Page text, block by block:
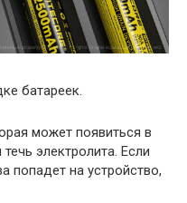
батареек.
может появиться в
электролита. Если
попадет на устройство,